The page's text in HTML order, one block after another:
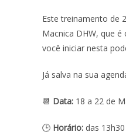
o
o
A
p n
Este treinamento de
Macnica DHW, que
você iniciar nesta
Já salva na sua
📆 Data: 18 a 22 de
🕒 Horário: das